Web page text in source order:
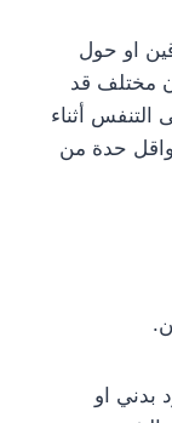
او حول
مختلف قد
أثناء
حدة من
او